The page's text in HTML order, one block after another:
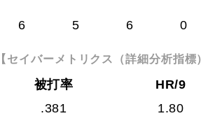
6 5 6 0
【セイバーメトリクス（詳細分析指標）
被打率 HR/9
.381
1.80